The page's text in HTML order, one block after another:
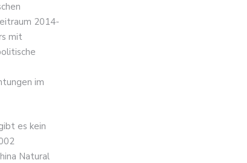
2014-
mit
im
es kein
Natural